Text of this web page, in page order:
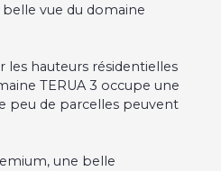
vue du domaine
les hauteurs résidentielles
TERUA 3 occupe une
peu de parcelles peuvent
une belle